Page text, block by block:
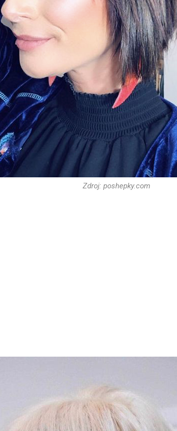
Zdroj: poshepky.com